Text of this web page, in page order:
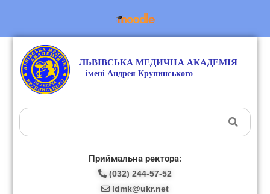
Приймальна ректора:
(032) 244-57-52
ldmk@ukr.net